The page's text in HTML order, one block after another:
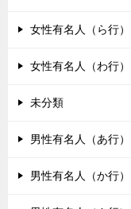
女性有名人（ら行）
女性有名人（わ行）
未分類
男性有名人（あ行）
男性有名人（か行）